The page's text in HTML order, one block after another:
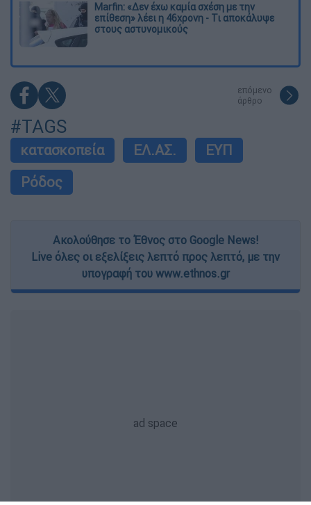
Marfin: «Δεν έχω καμία σχέση με την
επίθεση» λέει η 46χρονη - Τι αποκάλυψε
στους αστυνομικούς
επόμενο
άρθρο
#TAGS
κατασκοπεία ΕΛ.ΑΣ.
ΕΥΠ
Ρόδος
Ακολούθησε το Έθνος στο Google News!
Live όλες οι εξελίξεις λεπτό προς λεπτό, με την
υπογραφή του www.ethnos.gr